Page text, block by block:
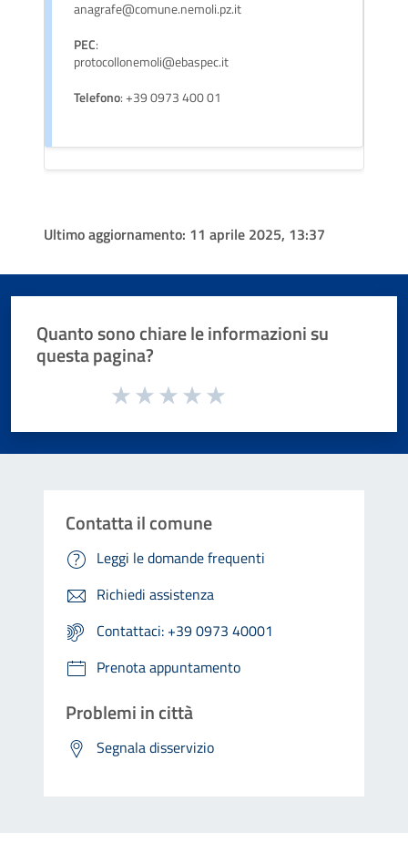
anagrafe@comune.nemoli.pz.it
PEC:
protocollonemoli@ebaspec.it
Telefono: +39 0973 400 01
Ultimo aggiornamento: 11 aprile 2025, 13:37
Quanto sono chiare le informazioni su
questa pagina?
Valuta da 1 a 5 stelle la pagina
Contatta il comune
Leggi le domande frequenti
Richiedi assistenza
Contattaci: +39 0973 40001
Prenota appuntamento
Problemi in città
Segnala disservizio